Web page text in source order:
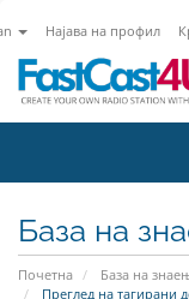
Најава на профил
База на
Почетна
База на
Преглед на тагирани